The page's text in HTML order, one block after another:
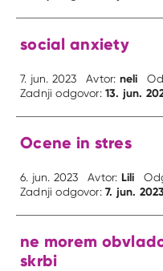
social anxiety
7. jun. 2023 Avtor: neli
Zadnji odgovor:13. jun.
Ocene in stres
6. jun. 2023 Avtor: Lili
Zadnji odgovor:7. jun. 2023
ne morem
skrbi